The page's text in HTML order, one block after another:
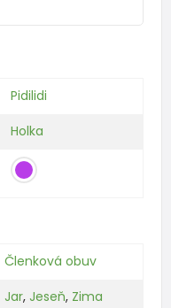
Pidilidi
Holka
Členková obuv
Jar, Jeseň, Zima